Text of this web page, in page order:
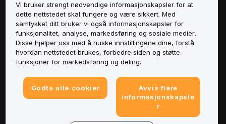
Om
Tjenester
Støtte
Produkter
Vi bruker strengt nødvendige informasjonskapsler for at
dette nettstedet skal fungere og være sikkert. Med
samtykket ditt bruker vi også informasjonskapsler for
funksjonalitet, analyse, markedsføring og sosiale medier.
Disse hjelper oss med å huske innstillingene dine, forstå
hvordan nettstedet brukes, forbedre siden og støtte
funksjoner for markedsføring og deling.
Godta alle cookier
Avvis flere
informasjonskapsle
r